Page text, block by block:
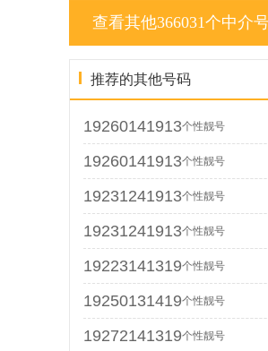
查看其他366031个中介
推荐的其他号码
19260141913个性靓号
19260141913个性靓号
19231241913个性靓号
19231241913个性靓号
19223141319个性靓号
19250131419个性靓号
19272141319个性靓号